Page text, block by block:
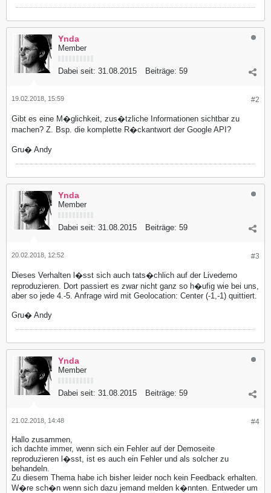
Ynda
Member
Dabei seit: 31.08.2015 Beiträge: 59
#2
19.02.2018, 15:59
Gibt es eine M�glichkeit, zus�tzliche Informationen sichtbar zu
machen? Z. Bsp. die komplette R�ckantwort der Google API?
Gru� Andy
Ynda
Member
Dabei seit: 31.08.2015 Beiträge: 59
#3
20.02.2018, 12:52
Dieses Verhalten l�sst sich auch tats�chlich auf der Livedemo
reproduzieren. Dort passiert es zwar nicht ganz so h�ufig wie bei uns,
aber so jede 4.-5. Anfrage wird mit Geolocation: Center (-1,-1) quittiert.
Gru� Andy
Ynda
Member
Dabei seit: 31.08.2015 Beiträge: 59
#4
21.02.2018, 14:48
Hallo zusammen,
ich dachte immer, wenn sich ein Fehler auf der Demoseite
reproduzieren l�sst, ist es auch ein Fehler und als solcher zu
behandeln.
Zu diesem Thema habe ich bisher leider noch kein Feedback erhalten.
W�re sch�n wenn sich dazu jemand melden k�nnten. Entweder um